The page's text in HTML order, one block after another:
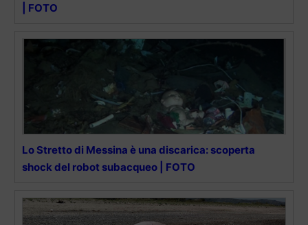
| FOTO
Lo Stretto di Messina è una discarica: scoperta
shock del robot subacqueo | FOTO